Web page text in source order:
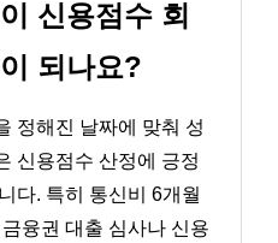
신용점수 회
되나요?
정해진 날짜에 맞춰 성
신용점수 산정에 긍정
다. 특히 통신비 6개월
융권 대출 심사나 신용